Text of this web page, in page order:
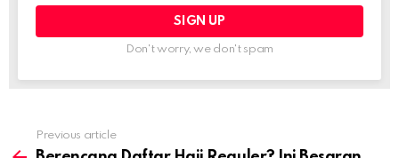
Don't worry, we don't spam
more
Previous article